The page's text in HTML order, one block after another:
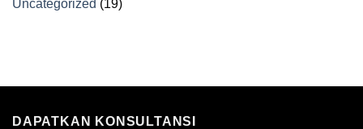
Uncategorized (19)
DAPATKAN KONSULTANSI